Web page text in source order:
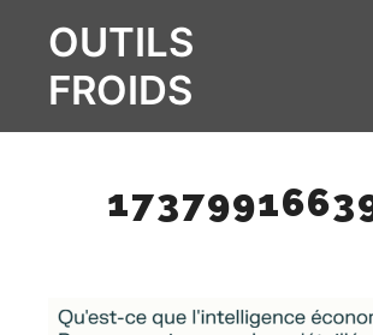
OUTILS
FROIDS